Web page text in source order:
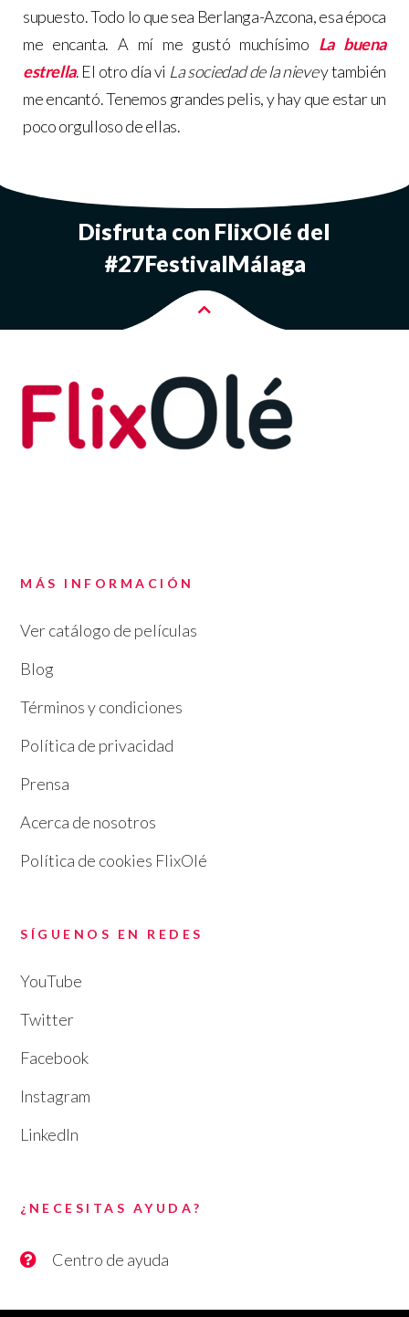
supuesto. Todo lo que sea Berlanga-Azcona, esa época
me encanta. A mí me gustó muchísimo La buena
estrella. El otro día vi La sociedad de la nievey también
me encantó. Tenemos grandes pelis, y hay que estar un
poco orgulloso de ellas.
Disfruta con FlixOlé del
#27FestivalMálaga
MÁS INFORMACIÓN
Ver catálogo de películas
Blog
Términos y condiciones
Política de privacidad
Prensa
Acerca de nosotros
Política de cookies FlixOlé
SÍGUENOS EN REDES
YouTube
Twitter
Facebook
Instagram
LinkedIn
¿NECESITAS AYUDA?
Centro de ayuda